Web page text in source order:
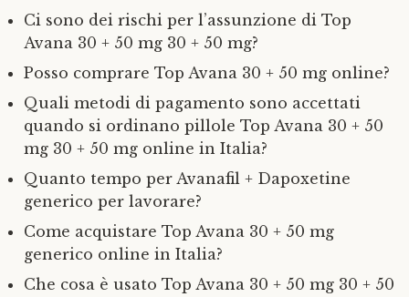
Ci sono dei rischi per l’assunzione di Top
Avana 30 + 50 mg 30 + 50 mg?
Posso comprare Top Avana 30 + 50 mg online?
Quali metodi di pagamento sono accettati
quando si ordinano pillole Top Avana 30 + 50
mg 30 + 50 mg online in Italia?
Quanto tempo per Avanafil + Dapoxetine
generico per lavorare?
Come acquistare Top Avana 30 + 50 mg
generico online in Italia?
Che cosa è usato Top Avana 30 + 50 mg 30 + 50